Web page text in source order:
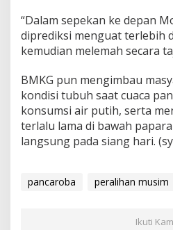
“Dalam sepekan ke depan
diprediksi menguat terlebih
kemudian melemah secara
BMKG pun mengimbau
kondisi tubuh saat cuaca
konsumsi air putih, serta
terlalu lama di bawah
langsung pada siang hari.
pancaroba peralihan musim
Ikuti